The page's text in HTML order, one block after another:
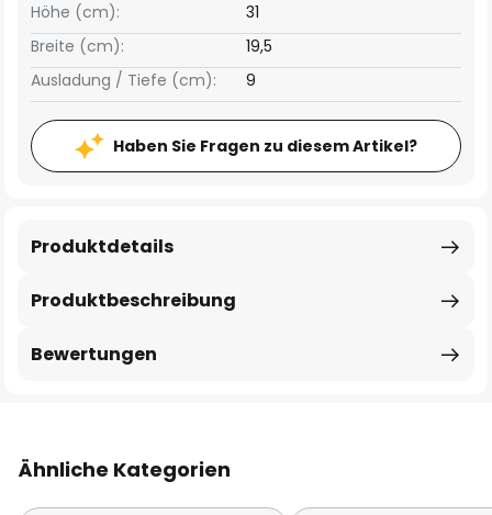
Breite (cm): 19,5
Höhe (cm): 31
Ausladung / Tiefe (cm): 9
Haben Sie Fragen zu diesem Artikel?
Produktbeschreibung
Produktdetails
Bewertungen
Ähnliche Kategorien